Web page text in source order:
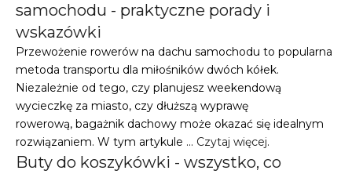
samochodu - praktyczne porady i
wskazówki
Przewożenie rowerów na dachu samochodu to popularna
metoda transportu dla miłośników dwóch kółek.
Niezależnie od tego, czy planujesz weekendową
wycieczkę za miasto, czy dłuższą wyprawę
rowerową, bagażnik dachowy może okazać się idealnym
rozwiązaniem. W tym artykule … Czytaj więcej.
Buty do koszykówki - wszystko, co